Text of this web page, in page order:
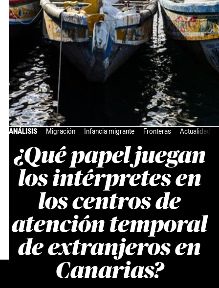
ANÁLISIS Migración Infancia migrante Fronteras Actualidad
¿Qué papel juegan
los intérpretes en
los centros de
atención temporal
de extranjeros en
Canarias?